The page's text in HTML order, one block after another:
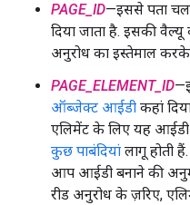
PAGE_ID—इससे पता
दिया जाता है. इसकी
अनुरोध का इस्तेमाल
PAGE_ELEMENT_ID
ऑब्जेक्ट आईडी कहां
एलिमेंट के लिए यह आईडी
कुछ पाबंदियां लागू होती
आप आईडी बनाने की
रीड अनुरोध के ज़रिए,